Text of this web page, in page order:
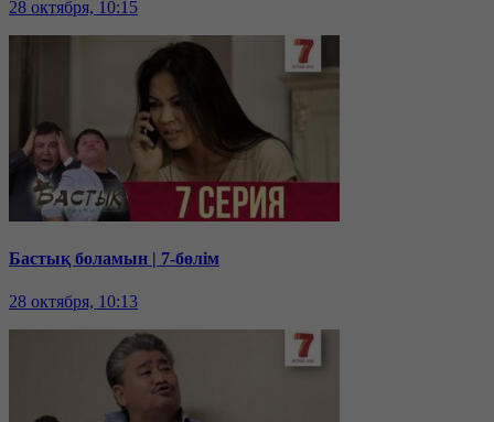
28 октября, 10:15
Бастық боламын | 7-бөлім
28 октября, 10:13